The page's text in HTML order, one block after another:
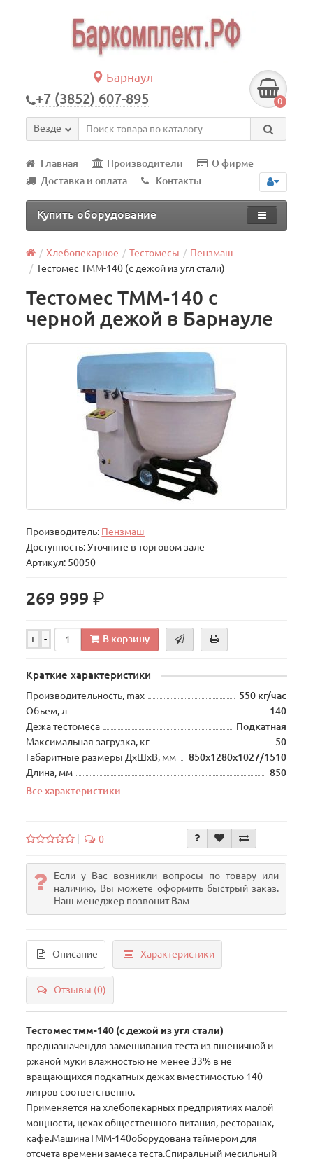
Барнаул
+7 (3852) 607-895 0
Везде
Главная Производители
О фирме
Доставка и оплата
Контакты
Купить оборудование
Хлебопекарное Тестомесы
Пензмаш
Тестомес ТММ-140 (с дежой из угл стали)
Тестомес ТММ-140 с
черной дежой в Барнауле
Производитель: Пензмаш
Доступность: Уточните в торговом зале
Артикул: 50050
269 999р.
+ - В корзину
Краткие характеристики
Производительность, max
550 кг/час
Объем, л
140
Дежа тестомеса
Подкатная
Максимальная загрузка, кг
50
Габаритные размеры ДхШхВ, мм
850х1280х1027/1510
Длина, мм
850
Все характеристики
0
Если у Вас возникли вопросы по товару или
наличию, Вы можете оформить быстрый заказ.
Наш менеджер позвонит Вам
Описание Характеристики
Отзывы (0)
Тестомес тмм-140 (с дежой из угл стали)
предназначендля замешивания теста из пшеничной и
ржаной муки влажностью не менее 33% в не
вращающихся подкатных дежах вместимостью 140
литров соответственно.
Применяется на хлебопекарных предприятиях малой
мощности, цехах общественного питания, ресторанах,
кафе.МашинаТММ-140оборудована таймером для
отсчета времени замеса теста.Спиральный месильный